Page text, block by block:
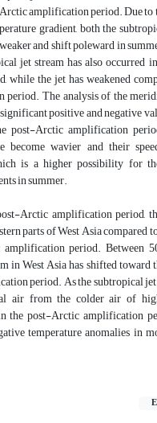
amplification period. Due to
gradient, both the
and shift poleward in
jet stream has also occurred
while the jet has weakened
The analysis of the
positive and negative
post-Arctic amplification
become wavier and their
is a higher possibility for
in summer.
Arctic amplification period,
parts of West Asia compared
period. Between
in West Asia has shifted toward
period. As the subtropical jet
air from the colder air of
the post-Arctic amplification
temperature anomalies in